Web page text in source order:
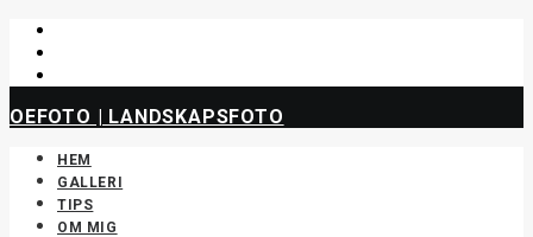
OEFOTO | LANDSKAPSFOTO
HEM
GALLERI
TIPS
OM MIG